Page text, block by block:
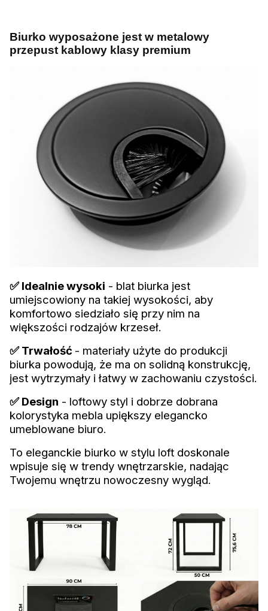
Biurko wyposażone jest w metalowy
przepust kablowy klasy premium
✅ Idealnie wysoki - blat biurka jest
umiejscowiony na takiej wysokości, aby
komfortowo siedziało się przy nim na
większości rodzajów krzeseł.
✅ Trwałość - materiały użyte do produkcji
biurka powodują, że ma on solidną konstrukcję,
jest wytrzymały i łatwy w zachowaniu czystości.
✅ Design - loftowy styl i dobrze dobrana
kolorystyka mebla upiększy elegancko
umeblowane biuro.
To eleganckie biurko w stylu loft doskonale
wpisuje się w trendy wnętrzarskie, nadając
Twojemu wnętrzu nowoczesny wygląd.